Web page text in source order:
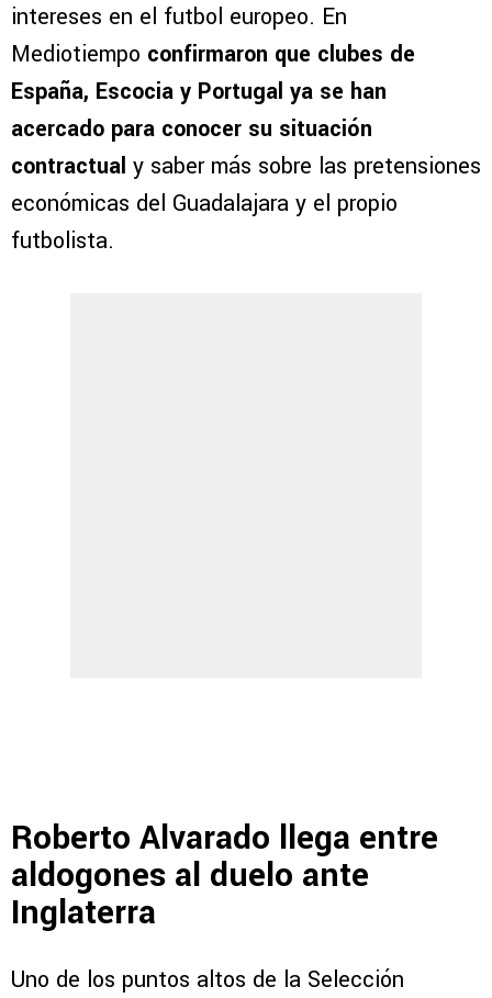
intereses en el futbol europeo. En
Mediotiempo confirmaron que clubes de
España, Escocia y Portugal ya se han
acercado para conocer su situación
contractual y saber más sobre las pretensiones
económicas del Guadalajara y el propio
futbolista.
Roberto Alvarado llega entre
aldogones al duelo ante
Inglaterra
Uno de los puntos altos de la Selección